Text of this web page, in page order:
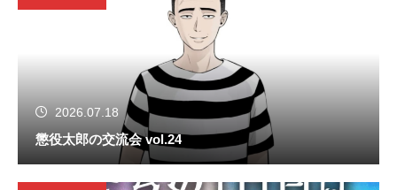
2026.07.18
懲役太郎の交流会 vol.24